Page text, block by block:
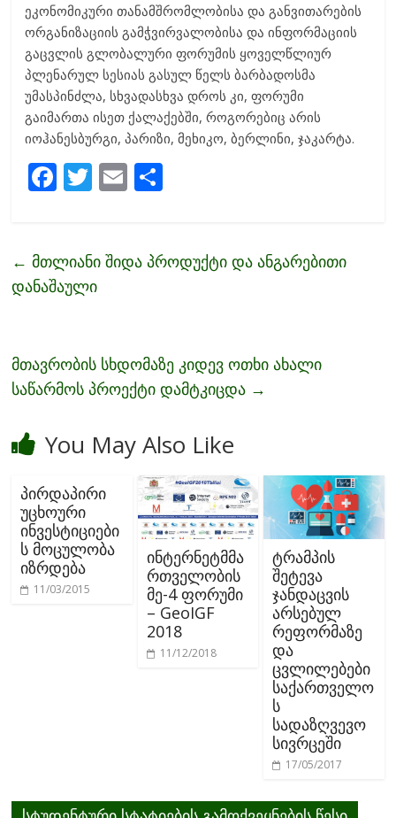
ეკონომიკური თანამშრომლობისა და განვითარების
ორგანიზაციის გამჭვირვალობისა და ინფორმაციის
გაცვლის გლობალური ფორუმის ყოველწლიურ
პლენარულ სესიას გასულ წელს ბარბადოსმა
უმასპინძლა, სხვადასხვა დროს კი, ფორუმი
გაიმართა ისეთ ქალაქებში, როგორებიც არის
იოჰანესბურგი, პარიზი, მეხიკო, ბერლინი, ჯაკარტა.
F
b
o
T
er
E
l e
← მთლიანი შიდა პროდუქტი და ანგარებითი
დანაშაული
მთავრობის სხდომაზე კიდევ ოთხი ახალი
საწარმოს პროექტი დამტკიცდა →
You May Also Like
პირდაპირი
უცხოური
ინვესტიციები
ს მოცულობა
იზრდება
11/03/2015
ინტერნეტმმა
რთველობის
მე-4 ფორუმი
– GeoIGF
2018
11/12/2018
ტრამპის
შეტევა
ჯანდაცვის
არსებულ
რეფორმაზე
და
ცვლილებები
საქართველო
ს
სადაზღვევო
სივრცეში
17/05/2017